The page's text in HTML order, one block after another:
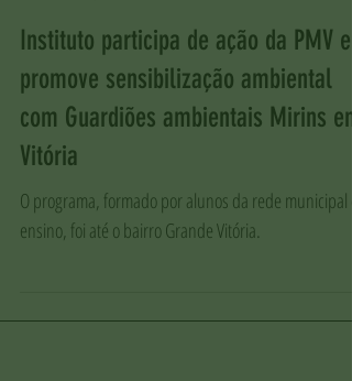
Vitor Pinheiro
9 de ago. de 2024
Instituto participa de ação da PMV e
promove sensibilização ambiental
com Guardiões ambientais Mirins em
Vitória